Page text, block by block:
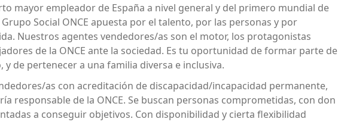
mayor empleador de España a nivel general y del primero mundial de
Social ONCE apuesta por el talento, por las personas y por
Nuestros agentes vendedores/as son el motor, los protagonistas
de la ONCE ante la sociedad. Es tu oportunidad de formar parte de
de pertenecer a una familia diversa e inclusiva.
as con acreditación de discapacidad/incapacidad permanente,
responsable de la ONCE. Se buscan personas comprometidas, con don
a conseguir objetivos. Con disponibilidad y cierta flexibilidad